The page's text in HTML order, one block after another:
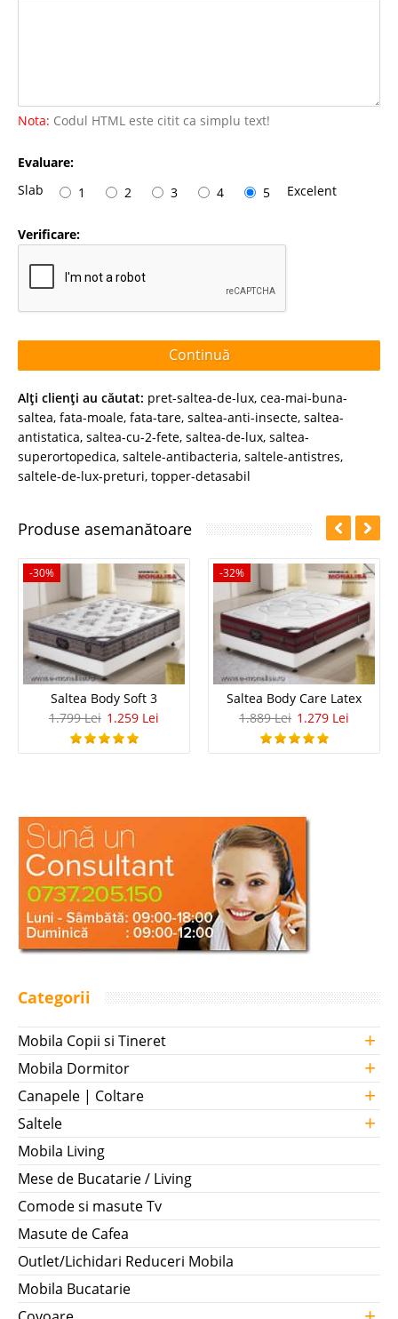
Nota: Codul HTML este citit ca simplu text!
Evaluare:
Slab
1 2 3 4 5 Excelent
Verificare:
Continuă
Alţi clienţi au căutat: pret-saltea-de-lux, cea-mai-buna-
saltea, fata-moale, fata-tare, saltea-anti-insecte, saltea-
antistatica, saltea-cu-2-fete, saltea-de-lux, saltea-
superortopedica, saltele-antibacteria, saltele-antistres,
saltele-de-lux-preturi, topper-detasabil
Produse asemanătoare
-30%
Saltea Body Soft 3
1.799 Lei 1.259 Lei
-32%
Saltea Body Care Latex
1.889 Lei 1.279 Lei
Categorii
Mobila Copii si Tineret +
Mobila Dormitor +
Canapele | Coltare +
Saltele +
Mobila Living
Mese de Bucatarie / Living
Comode si masute Tv
Masute de Cafea
Outlet/Lichidari Reduceri Mobila
Mobila Bucatarie